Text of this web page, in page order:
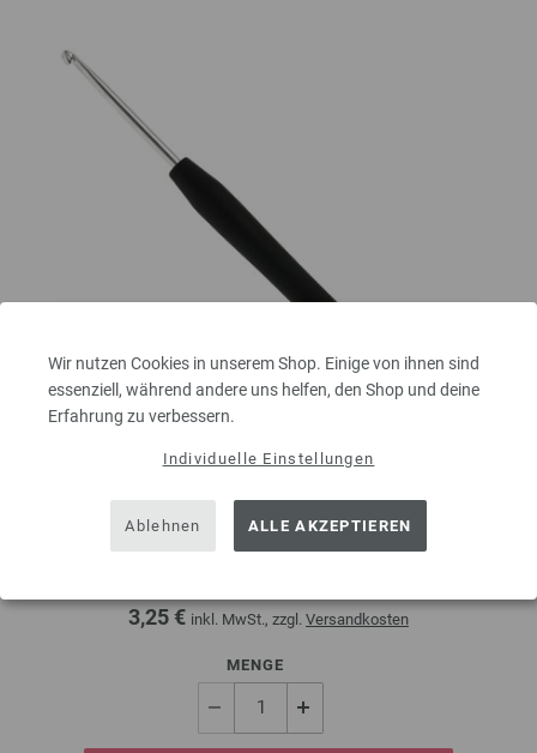
Wir nutzen Cookies in unserem Shop. Einige von ihnen sind
essenziell, während andere uns helfen, den Shop und deine
Erfahrung zu verbessern.
Individuelle Einstellungen
Ablehnen ALLE AKZEPTIEREN
Wollhäkelnadel mit Softgriff (Aluminium) von LANA GROSSA Stärke 3,0
3,25 € inkl. MwSt., zzgl. Versandkosten
MENGE